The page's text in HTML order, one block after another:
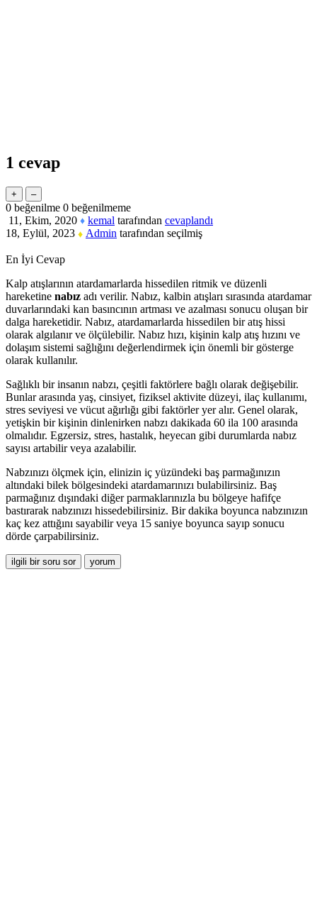
1 cevap
0 beğenilme 0 beğenilmeme
11, Ekim, 2020 ♦ kemal tarafından cevaplandı
18, Eylül, 2023 ♦ Admin tarafından seçilmiş
En İyi Cevap
Kalp atışlarının atardamarlarda hissedilen ritmik ve düzenli
hareketine nabız adı verilir. Nabız, kalbin atışları sırasında atardamar
duvarlarındaki kan basıncının artması ve azalması sonucu oluşan bir
dalga hareketidir. Nabız, atardamarlarda hissedilen bir atış hissi
olarak algılanır ve ölçülebilir. Nabız hızı, kişinin kalp atış hızını ve
dolaşım sistemi sağlığını değerlendirmek için önemli bir gösterge
olarak kullanılır.
Sağlıklı bir insanın nabzı, çeşitli faktörlere bağlı olarak değişebilir.
Bunlar arasında yaş, cinsiyet, fiziksel aktivite düzeyi, ilaç kullanımı,
stres seviyesi ve vücut ağırlığı gibi faktörler yer alır. Genel olarak,
yetişkin bir kişinin dinlenirken nabzı dakikada 60 ila 100 arasında
olmalıdır. Egzersiz, stres, hastalık, heyecan gibi durumlarda nabız
sayısı artabilir veya azalabilir.
Nabzınızı ölçmek için, elinizin iç yüzündeki baş parmağınızın
altındaki bilek bölgesindeki atardamarınızı bulabilirsiniz. Baş
parmağınız dışındaki diğer parmaklarınızla bu bölgeye hafifçe
bastırarak nabzınızı hissedebilirsiniz. Bir dakika boyunca nabzınızın
kaç kez attığını sayabilir veya 15 saniye boyunca sayıp sonucu
dörde çarpabilirsiniz.